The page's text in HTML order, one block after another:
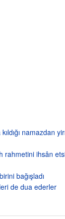
namazdan
rahmetini ihsân
bağışladı
de dua ederler